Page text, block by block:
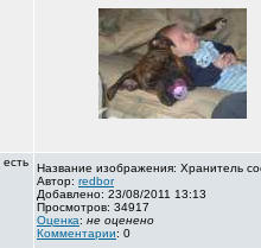
Название изображения: Хранитель
Автор: redbor
Добавлено: 23/08/2011 13:13
Просмотров: 34917
Оценка: не оценено
Комментарии: 0